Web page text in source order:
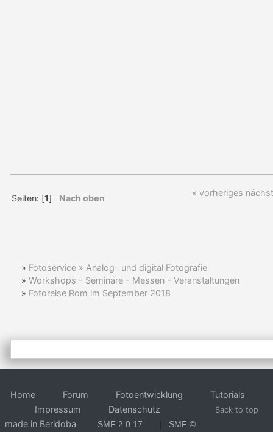
Seiten: [1] Nach oben
« vorheriges
» Fotoservice » Analog- und digital Fotografie
» Workshops - Seminare - Messen - Veranstaltungen
» Fotoreise Rom im September 2018
Home Forum Fotoentwicklung
Tutorials
Impressum
Datenschutz Back to top
made in Berldoba SMF 2.0.17
SMF ©